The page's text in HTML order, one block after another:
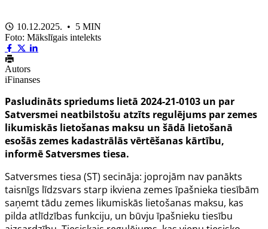
10.12.2025. • 5 MIN
Foto: Mākslīgais intelekts
Autors
iFinanses
Pasludināts spriedums lietā 2024-21-0103 un par
Satversmei neatbilstošu atzīts regulējums par zemes
likumiskās lietošanas maksu un šādā lietošanā
esošās zemes kadastrālās vērtēšanas kārtību,
informē Satversmes tiesa.
Satversmes tiesa (ST) secināja: joprojām nav panākts
taisnīgs līdzsvars starp ikviena zemes īpašnieka tiesībām
saņemt tādu zemes likumiskās lietošanas maksu, kas
pilda atlīdzības funkciju, un būvju īpašnieku tiesību